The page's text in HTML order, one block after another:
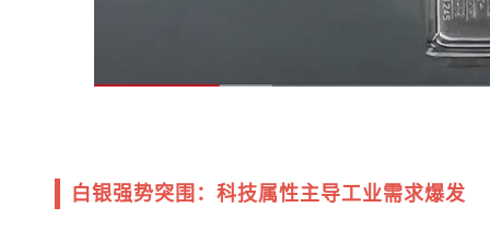
白银强势突围：科技属性主导工业需求爆发